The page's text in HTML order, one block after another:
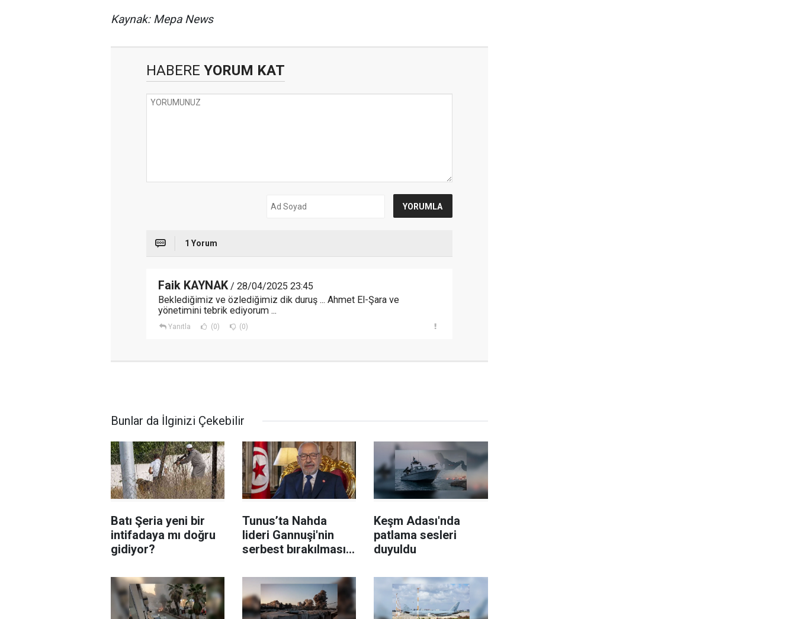
Kaynak: Mepa News
HABERE YORUM KAT
1 Yorum
Faik KAYNAK/ 28/04/2025 23:45
Beklediğimiz ve özlediğimiz dik duruş ... Ahmet El-Şara ve
yönetimini tebrik ediyorum ...
Yanıtla (0) (0)
Bunlar da İlginizi Çekebilir
Batı Şeria yeni bir
intifadaya mı doğru
gidiyor?
Tunus’ta Nahda
lideri Gannuşi'nin
serbest bırakılması
Keşm Adası'nda
patlama sesleri
duyuldu